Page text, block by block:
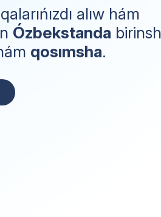
alıw hám
Ózbekstanda
qosımsha.